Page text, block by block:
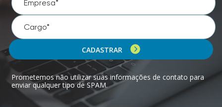
CADASTRAR
Prometemos não utilizar suas informações de contato para
enviar qualquer tipo de SPAM.